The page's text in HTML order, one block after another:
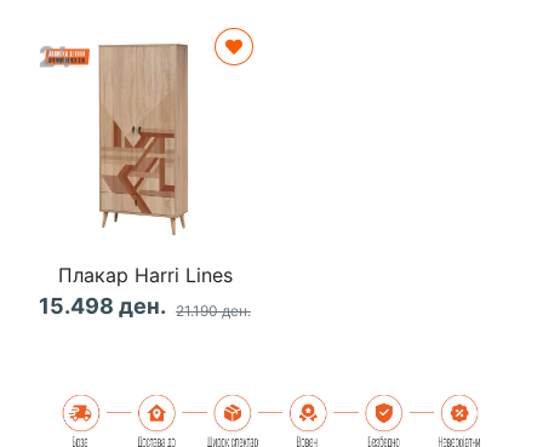
Плакар Harri Lines
15.498 ден. 21.190 ден.